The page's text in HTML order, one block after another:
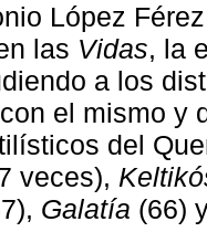
López
las Vidas, la
a los
el mismo y
del
veces),
Galatía (66)